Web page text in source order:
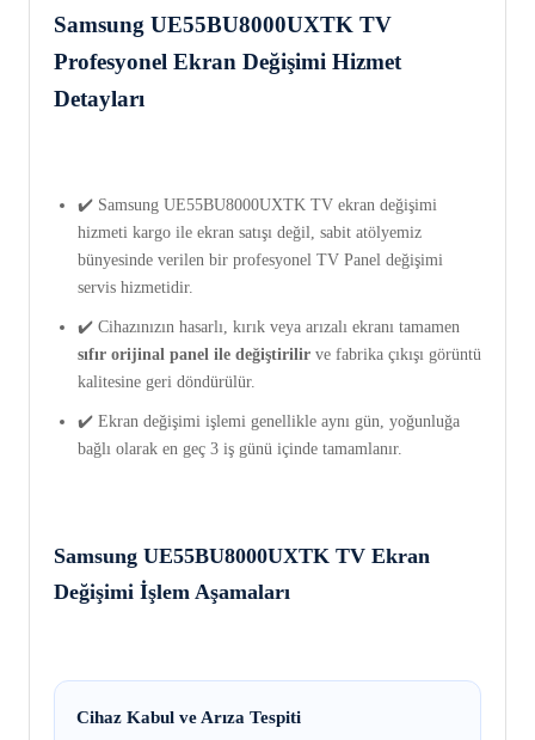
Samsung UE55BU8000UXTK TV
Profesyonel Ekran Değişimi Hizmet
Detayları
✔️ Samsung UE55BU8000UXTK TV ekran değişimi
hizmeti kargo ile ekran satışı değil, sabit atölyemiz
bünyesinde verilen bir profesyonel TV Panel değişimi
servis hizmetidir.
✔️ Cihazınızın hasarlı, kırık veya arızalı ekranı tamamen
sıfır orijinal panel ile değiştirilir ve fabrika çıkışı görüntü
kalitesine geri döndürülür.
✔️ Ekran değişimi işlemi genellikle aynı gün, yoğunluğa
bağlı olarak en geç 3 iş günü içinde tamamlanır.
Samsung UE55BU8000UXTK TV Ekran
Değişimi İşlem Aşamaları
Cihaz Kabul ve Arıza Tespiti